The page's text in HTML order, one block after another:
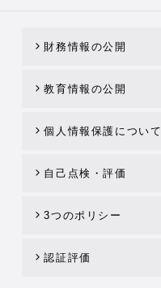
財務情報の公開
教育情報の公開
個人情報保護について
自己点検・評価
3つのポリシー
認証評価